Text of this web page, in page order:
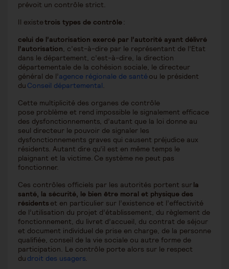
prévoit un contrôle strict.
Il existetrois types de contrôle:
celui de l’autorisation exercé par l’autorité ayant délivré
l’autorisation, c’est-à-dire par le représentant de l’Etat
dans le département, c’est-à-dire, la direction
départementale de la cohésion sociale, le directeur
général de l’agence régionale de santéou le président
du Conseil départemental.
Cette multiplicité des organes de contrôle
pose problème et rend impossible le signalement efficace
des dysfonctionnements, d’autant que la loi donne au
seul directeur le pouvoir de signaler les
dysfonctionnements graves qui causent préjudice aux
résidents. Autant dire qu’il est en même temps le
plaignant et la victime. Ce système ne peut pas
fonctionner.
Ces contrôles officiels par les autorités portent surla
santé, la sécurité, le bien être moral et physique des
résidents et en particulier sur l’existence et l’effectivité
de l’utilisation du projet d’établissement, du règlement de
fonctionnement, du livret d’accueil, du contrat de séjour
et document individuel de prise en charge, de la personne
qualifiée, conseil de la vie sociale ou autre forme de
participation. Le contrôle porte alors sur le respect
du droit des usagers.